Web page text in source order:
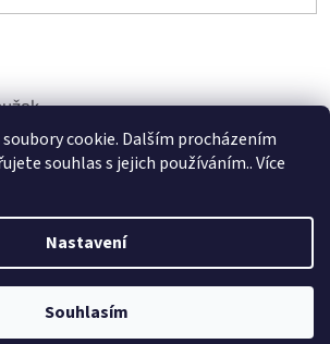
cookie. Dalším procházením
souhlas s jejich používáním.. Více
Nastavení
Souhlasím
. Všechna práva vyhrazena.Upravit
nastavení cookies